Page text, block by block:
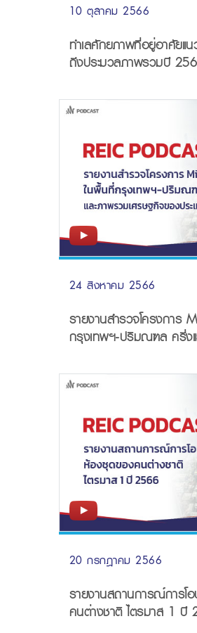
10 ตุลาคม 2566
ทำเลศักยภาพที่อยู่อาศัยแ
ถึงประมวลภาพรวมปี
24 สิงหาคม 2566
รายงานสำรวจโครงการ
กรุงเทพฯ-ปริมณฑล ครึ่ง
20 กรกฎาคม 2566
รายงานสถานการณ์การ
คนต่างชาติ ไตรมาส 1 ปี